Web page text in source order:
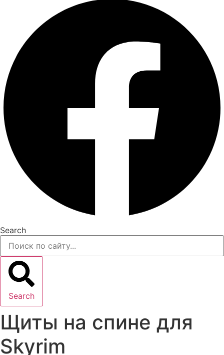
Search
Search
Щиты на спине для
Skyrim